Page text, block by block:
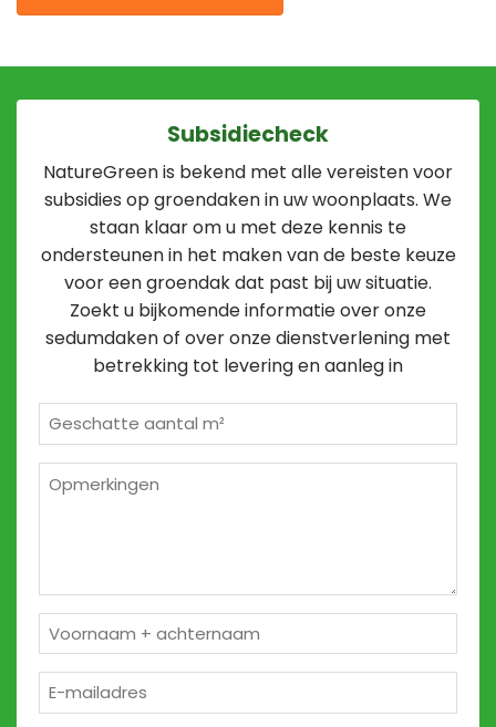
Subsidiecheck
NatureGreen is bekend met alle vereisten voor
subsidies op groendaken in uw woonplaats. We
staan klaar om u met deze kennis te
ondersteunen in het maken van de beste keuze
voor een groendak dat past bij uw situatie.
Zoekt u bijkomende informatie over onze
sedumdaken of over onze dienstverlening met
betrekking tot levering en aanleg in
m²
Naam
*
mailadres